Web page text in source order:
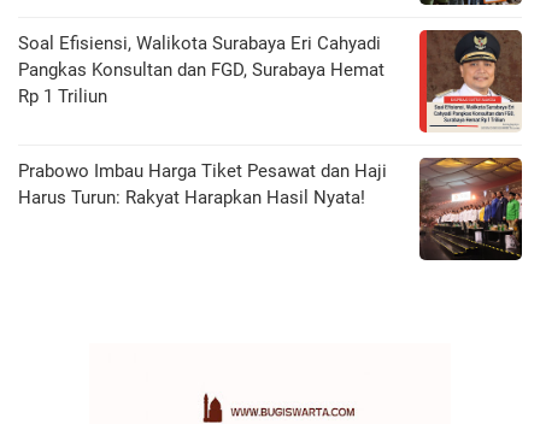
Soal Efisiensi, Walikota Surabaya Eri Cahyadi
Pangkas Konsultan dan FGD, Surabaya Hemat
Rp 1 Triliun
Prabowo Imbau Harga Tiket Pesawat dan Haji
Harus Turun: Rakyat Harapkan Hasil Nyata!